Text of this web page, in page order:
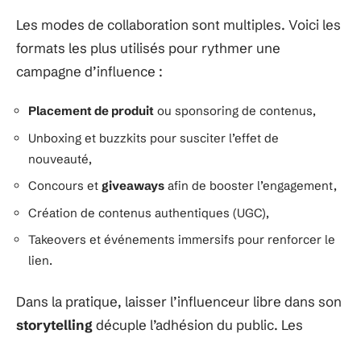
Les modes de collaboration sont multiples. Voici les
formats les plus utilisés pour rythmer une
campagne d’influence :
Placement de produit ou sponsoring de contenus,
Unboxing et buzzkits pour susciter l’effet de
nouveauté,
Concours et giveaways afin de booster l’engagement,
Création de contenus authentiques (UGC),
Takeovers et événements immersifs pour renforcer le
lien.
Dans la pratique, laisser l’influenceur libre dans son
storytelling décuple l’adhésion du public. Les